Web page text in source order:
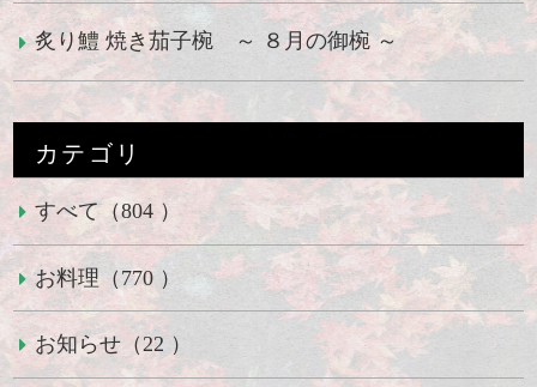
炙り鱧 焼き茄子椀 ～ ８月の御椀 ～
カテゴリ
すべて（804 ）
お料理（770 ）
お知らせ（22 ）